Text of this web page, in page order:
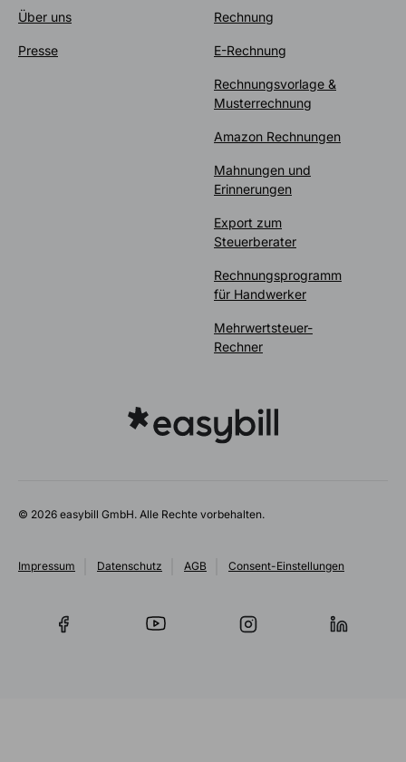
Über uns
Presse
Rechnung
E-Rechnung
Rechnungsvorlage &
Musterrechnung
Amazon Rechnungen
Mahnungen und
Erinnerungen
Export zum
Steuerberater
Rechnungsprogramm
für Handwerker
Mehrwertsteuer-
Rechner
© 2026 easybill GmbH. Alle Rechte vorbehalten.
Impressum Datenschutz AGB Consent-Einstellungen